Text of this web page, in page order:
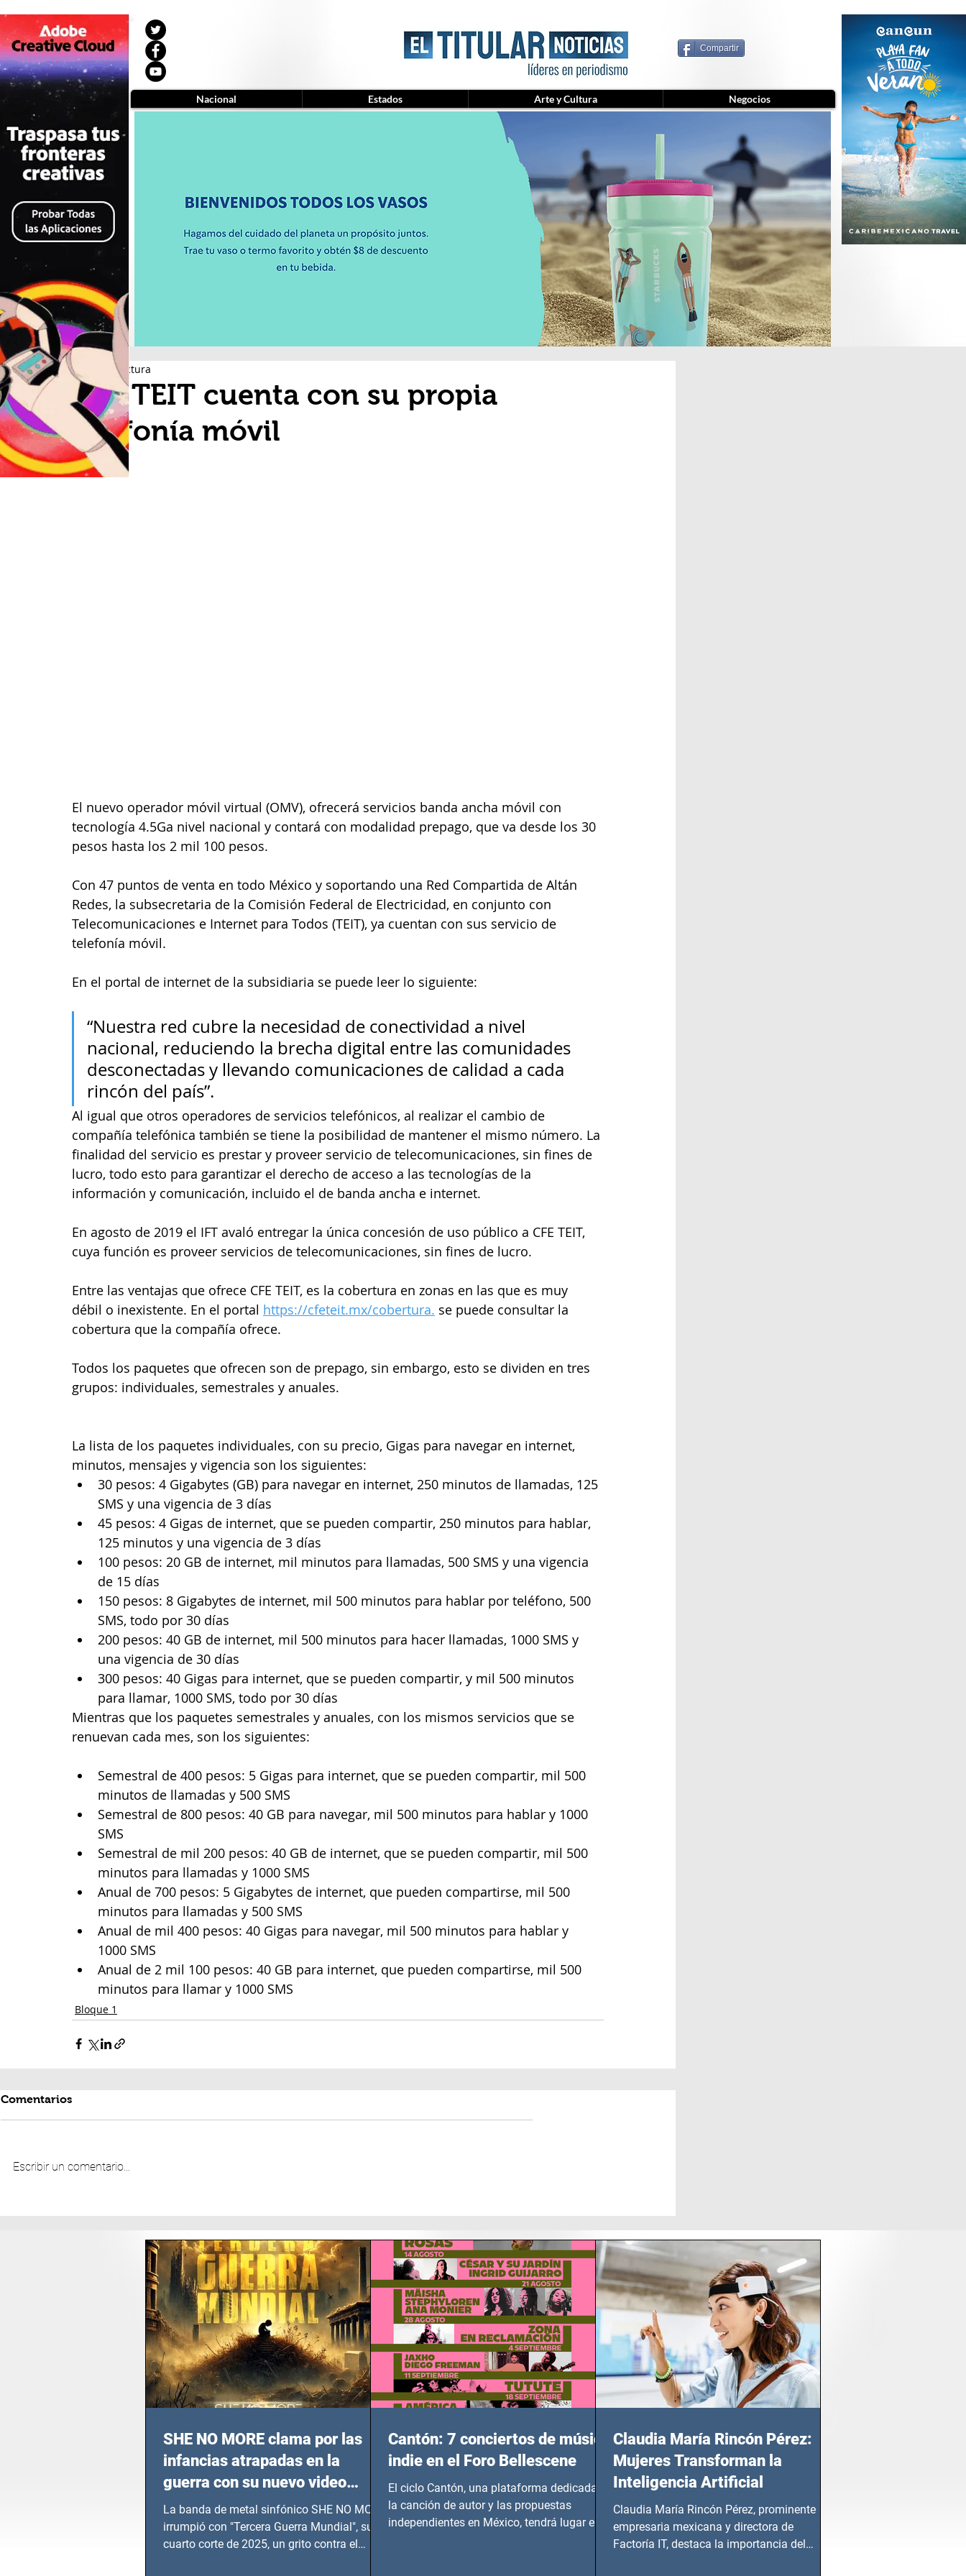
Compartir
CFE TEIT cuenta con su propia
telefonía móvil
2 min de lectura
El nuevo operador móvil virtual (OMV), ofrecerá servicios banda ancha móvil con
tecnología 4.5Ga nivel nacional y contará con modalidad prepago, que va desde los 30
pesos hasta los 2 mil 100 pesos.
Con 47 puntos de venta en todo México y soportando una Red Compartida de Altán
Redes, la subsecretaria de la Comisión Federal de Electricidad, en conjunto con
Telecomunicaciones e Internet para Todos (TEIT), ya cuentan con sus servicio de
telefonía móvil.
En el portal de internet de la subsidiaria se puede leer lo siguiente:
“Nuestra red cubre la necesidad de conectividad a nivel
nacional, reduciendo la brecha digital entre las comunidades
desconectadas y llevando comunicaciones de calidad a cada
rincón del país”.
Al igual que otros operadores de servicios telefónicos, al realizar el cambio de
compañía telefónica también se tiene la posibilidad de mantener el mismo número. La
finalidad del servicio es prestar y proveer servicio de telecomunicaciones, sin fines de
lucro, todo esto para garantizar el derecho de acceso a las tecnologías de la
información y comunicación, incluido el de banda ancha e internet.
En agosto de 2019 el IFT avaló entregar la única concesión de uso público a CFE TEIT,
cuya función es proveer servicios de telecomunicaciones, sin fines de lucro.
Entre las ventajas que ofrece CFE TEIT, es la cobertura en zonas en las que es muy
débil o inexistente. En el portal https://cfeteit.mx/cobertura. se puede consultar la
cobertura que la compañía ofrece.
Todos los paquetes que ofrecen son de prepago, sin embargo, esto se dividen en tres
grupos: individuales, semestrales y anuales.
La lista de los paquetes individuales, con su precio, Gigas para navegar en internet,
minutos, mensajes y vigencia son los siguientes:
30 pesos: 4 Gigabytes (GB) para navegar en internet, 250 minutos de llamadas, 125
SMS y una vigencia de 3 días
45 pesos: 4 Gigas de internet, que se pueden compartir, 250 minutos para hablar,
125 minutos y una vigencia de 3 días
100 pesos: 20 GB de internet, mil minutos para llamadas, 500 SMS y una vigencia
de 15 días
150 pesos: 8 Gigabytes de internet, mil 500 minutos para hablar por teléfono, 500
SMS, todo por 30 días
200 pesos: 40 GB de internet, mil 500 minutos para hacer llamadas, 1000 SMS y
una vigencia de 30 días
300 pesos: 40 Gigas para internet, que se pueden compartir, y mil 500 minutos
para llamar, 1000 SMS, todo por 30 días
Mientras que los paquetes semestrales y anuales, con los mismos servicios que se
renuevan cada mes, son los siguientes:
Semestral de 400 pesos: 5 Gigas para internet, que se pueden compartir, mil 500
minutos de llamadas y 500 SMS
Semestral de 800 pesos: 40 GB para navegar, mil 500 minutos para hablar y 1000
SMS
Semestral de mil 200 pesos: 40 GB de internet, que se pueden compartir, mil 500
minutos para llamadas y 1000 SMS
Anual de 700 pesos: 5 Gigabytes de internet, que pueden compartirse, mil 500
minutos para llamadas y 500 SMS
Anual de mil 400 pesos: 40 Gigas para navegar, mil 500 minutos para hablar y
1000 SMS
Anual de 2 mil 100 pesos: 40 GB para internet, que pueden compartirse, mil 500
minutos para llamar y 1000 SMS
Bloque 1
Comentarios
Escribir un comentario...
SHE NO MORE clama por las
infancias atrapadas en la
guerra con su nuevo video
TERCERA GUERRA MUNDIAL
La banda de metal sinfónico SHE NO MORE
irrumpió con "Tercera Guerra Mundial", su
cuarto corte de 2025, un grito contra el
Cantón: 7 conciertos de música
indie en el Foro Bellescene
El ciclo Cantón, una plataforma dedicada a
la canción de autor y las propuestas
independientes en México, tendrá lugar en el
Claudia María Rincón Pérez:
Mujeres Transforman la
Inteligencia Artificial
Claudia María Rincón Pérez, prominente
empresaria mexicana y directora de
Factoría IT, destaca la importancia del
Nacional Estados Arte y Cultura Negocios